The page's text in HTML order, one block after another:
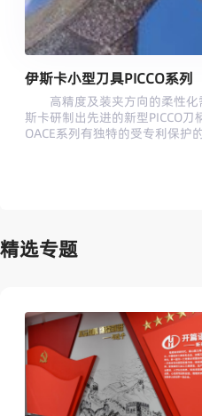
伊斯卡小型刀具PICCO系列
高精度及装夹方向的柔性化
斯卡研制出先进的新型PICCO刀
OACE系列有独特的受专利保护
小刀杆，并实现高达0.005mm
尽管当前市场上瑞士自动车床
车床提供高品质、适用的通用
者从各个方向对小刀杆进行
COCUT端面切槽刀主要用于外
切槽加工，PICCOCUT具有强固
面高效切深槽加工，切槽宽度3
削深度达40mm，其最小端面
整体硬质合金刀杆带两个内
精选专题